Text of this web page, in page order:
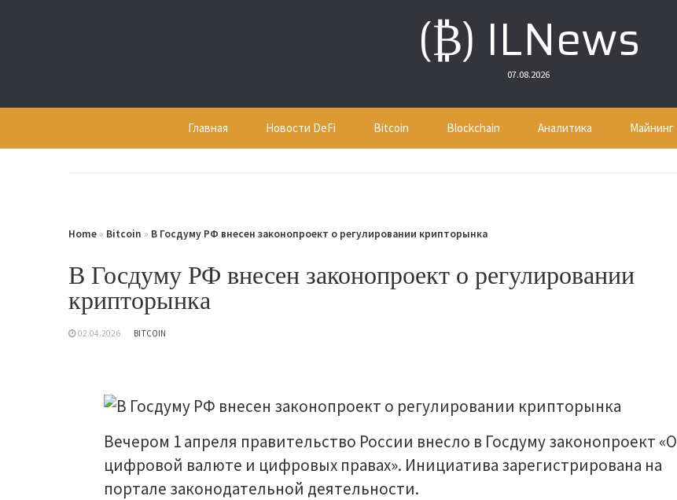
(₿) ILNews
07.08.2026
Главная Новости DeFi Bitcoin Blockchain Аналитика Майнинг
Home » Bitcoin » В Госдуму РФ внесен законопроект о регулировании крипторынка
В Госдуму РФ внесен законопроект о регулировании
крипторынка
02.04.2026 BITCOIN
Вечером 1 апреля правительство России внесло в Госдуму законопроект «О
цифровой валюте и цифровых правах». Инициатива зарегистрирована на
портале законодательной деятельности.